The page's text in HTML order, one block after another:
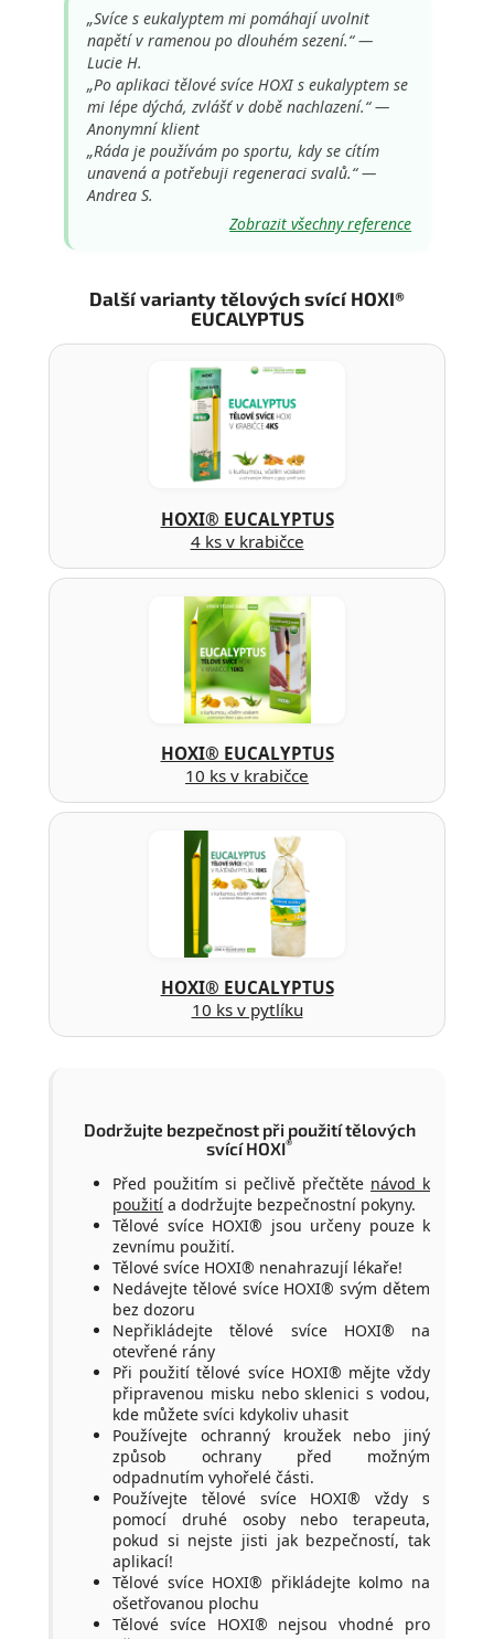
„Svíce s eukalyptem mi pomáhají uvolnit
napětí v ramenou po dlouhém sezení.“ —
Lucie H.
„Po aplikaci tělové svíce HOXI s eukalyptem se
mi lépe dýchá, zvlášť v době nachlazení.“ —
Anonymní klient
„Ráda je používám po sportu, kdy se cítím
unavená a potřebuji regeneraci svalů.“ —
Andrea S.
Zobrazit všechny reference
Další varianty tělových svící HOXI®
EUCALYPTUS
HOXI® EUCALYPTUS
4 ks v krabičce
HOXI® EUCALYPTUS
10 ks v krabičce
HOXI® EUCALYPTUS
10 ks v pytlíku
Dodržujte bezpečnost při použití tělových
svící HOXI®
Před použitím si pečlivě přečtěte návod k
použití a dodržujte bezpečnostní pokyny.
Tělové svíce HOXI® jsou určeny pouze k
zevnímu použití.
Tělové svíce HOXI® nenahrazují lékaře!
Nedávejte tělové svíce HOXI® svým dětem
bez dozoru
Nepřikládejte tělové svíce HOXI® na
otevřené rány
Při použití tělové svíce HOXI® mějte vždy
připravenou misku nebo sklenici s vodou,
kde můžete svíci kdykoliv uhasit
Používejte ochranný kroužek nebo jiný
způsob ochrany před možným
odpadnutím vyhořelé části.
Používejte tělové svíce HOXI® vždy s
pomocí druhé osoby nebo terapeuta,
pokud si nejste jisti jak bezpečností, tak
aplikací!
Tělové svíce HOXI® přikládejte kolmo na
ošetřovanou plochu
Tělové svíce HOXI® nejsou vhodné pro